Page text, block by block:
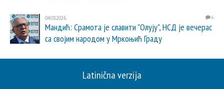
04.08.2026. 6
Мандић: Срамота је славити "Олују", НСД је вечерас
са својим народом у Мркоњић Граду
Latinična verzija